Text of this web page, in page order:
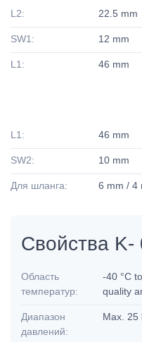
L2: 22.5 mm
SW1: 12 mm
L1: 46 mm
L1: 46 mm
SW2: 10 mm
Для шланга: 6 mm / 4
Свойства K-
Область
температур:
-40 °C
quality
Диапазон
давлений:
Max. 25